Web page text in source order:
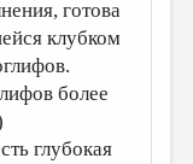
готова
клубком
более
глубокая